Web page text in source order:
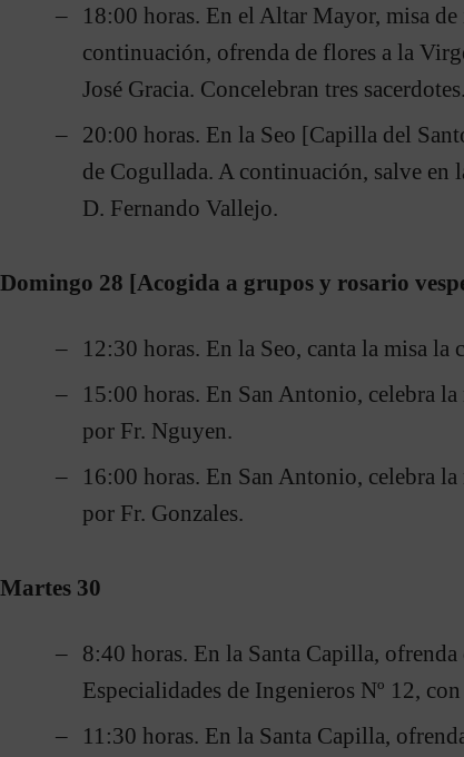
18:00 horas. En el Altar Mayor, misa
continuación, ofrenda de flores a la
José Gracia. Concelebran tres sacerdotes.
20:00 horas. En la Seo [Capilla del
de Cogullada. A continuación, salve
D. Fernando Vallejo.
Domingo 28 [Acogida a grupos y rosario
12:30 horas. En la Seo, canta la misa la
15:00 horas. En San Antonio, celebra
por Fr. Nguyen.
16:00 horas. En San Antonio, celebra
por Fr. Gonzales.
Martes 30
8:40 horas. En la Santa Capilla,
Especialidades de Ingenieros Nº 12,
11:30 horas. En la Santa Capilla,